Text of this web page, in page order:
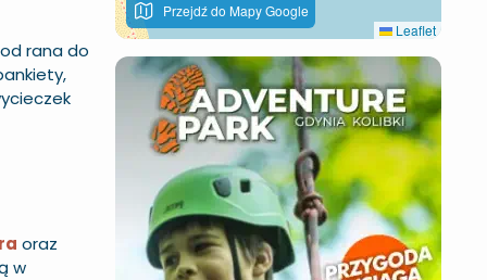
rana do
oraz
w
Przejdź do Mapy Google
Leaflet